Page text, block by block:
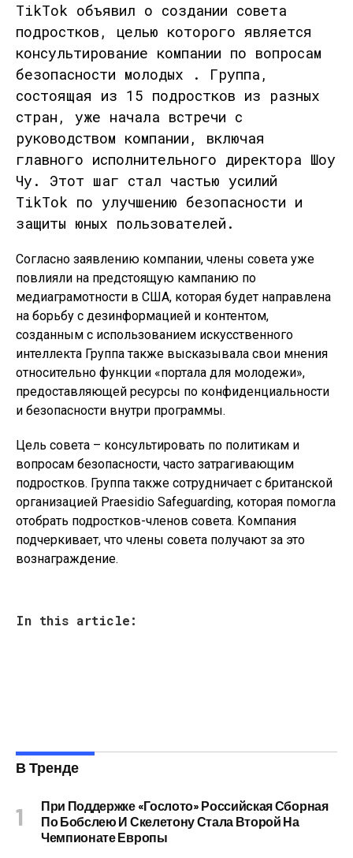
TikTok объявил о создании совета
подростков, целью которого является
консультирование компании по вопросам
безопасности молодых . Группа,
состоящая из 15 подростков из разных
стран, уже начала встречи с
руководством компании, включая
главного исполнительного директора Шоу
Чу. Этот шаг стал частью усилий
TikTok по улучшению безопасности и
защиты юных пользователей.
Согласно заявлению компании, члены совета уже
повлияли на предстоящую кампанию по
медиаграмотности в США, которая будет направлена ​​
на борьбу с дезинформацией и контентом,
созданным с использованием искусственного
интеллекта Группа также высказывала свои мнения
относительно функции «портала для молодежи»,
предоставляющей ресурсы по конфиденциальности
и безопасности внутри программы.
Цель совета – консультировать по политикам и
вопросам безопасности, часто затрагивающим
подростков. Группа также сотрудничает с британской
организацией Praesidio Safeguarding, которая помогла
отобрать подростков-членов совета. Компания
подчеркивает, что члены совета получают за это
вознаграждение.
In this article:
В Тренде
При Поддержке «Гослото» Российская Сборная
По Бобслею И Скелетону Стала Второй На
Чемпионате Европы